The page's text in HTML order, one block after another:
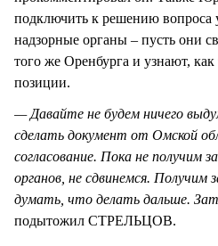
подключить к решению вопроса
надзорные органы – пусть они
того же Оренбурга и узнают, как
позиции.
— Давайте не будем ничего
сделать документ от Омской
согласование. Пока не получим
органов, не сдвинемся. Получим
думать, что делать дальше.
подытожил СТРЕЛЬЦОВ.